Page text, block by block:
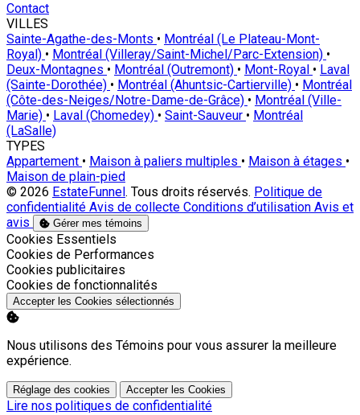
Contact
VILLES
Sainte-Agathe-des-Monts • Montréal (Le Plateau-Mont-
Royal) • Montréal (Villeray/Saint-Michel/Parc-Extension) •
Deux-Montagnes • Montréal (Outremont) • Mont-Royal • Laval
(Sainte-Dorothée) • Montréal (Ahuntsic-Cartierville) • Montréal
(Côte-des-Neiges/Notre-Dame-de-Grâce) • Montréal (Ville-
Marie) • Laval (Chomedey) • Saint-Sauveur • Montréal
(LaSalle)
TYPES
Appartement • Maison à paliers multiples • Maison à étages •
Maison de plain-pied
© 2026 EstateFunnel . Tous droits réservés. Politique de
confidentialité Avis de collecte Conditions d’utilisation Avis et
avis
Gérer mes témoins
Activer
Cookies Essentiels
Activer
Cookies de Performances
Activer
Cookies publicitaires
Activer
Cookies de fonctionnalités
Accepter les Cookies sélectionnés
Nous utilisons des Témoins pour vous assurer la meilleure
expérience.
Réglage des cookies Accepter les Cookies
Lire nos politiques de confidentialité